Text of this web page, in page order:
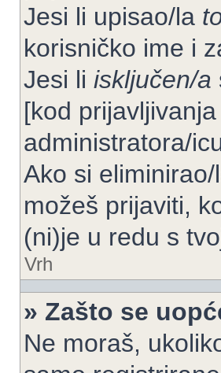
Jesi li upisao/la
korisničko ime i
Jesi li isključen/a
[kod
administratora/
Ako si
možeš prijaviti,
(ni)je u redu s
Vrh
» Zašto se
Ne moraš,